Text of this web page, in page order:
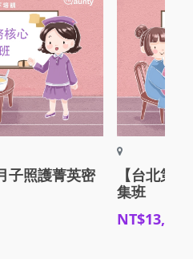
子照護菁英密
【台北第
集班
NT$13,500